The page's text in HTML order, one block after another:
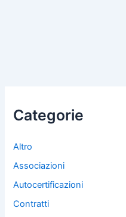
Categorie
Altro
Associazioni
Autocertificazioni
Contratti